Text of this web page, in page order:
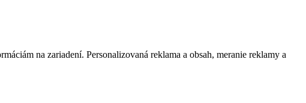
na zariadení. Personalizovaná reklama a obsah, meranie reklamy a